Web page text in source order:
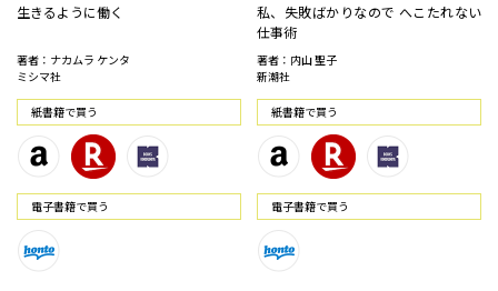
生きるように働く
著者：ナカムラ ケンタ
ミシマ社
紙書籍で買う
電⼦書籍で買う
私、失敗ばかりなので へこたれない
仕事術
著者：内山 聖子
新潮社
紙書籍で買う
電⼦書籍で買う